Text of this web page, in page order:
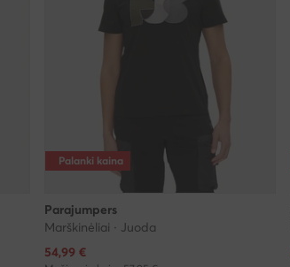
Palanki kaina
Parajumpers
Marškinėliai · Juoda
Dabartinė kaina
54,99 €